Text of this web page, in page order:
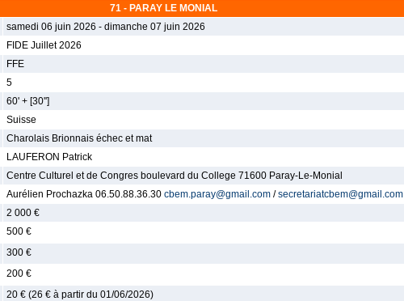
71 - PARAY LE MONIAL
samedi 06 juin 2026 - dimanche 07 juin 2026
FIDE Juillet 2026
FFE
5
60' + [30'']
Suisse
Charolais Brionnais échec et mat
LAUFERON Patrick
Centre Culturel et de Congres boulevard du College 71600 Paray-Le-Monial
Aurélien Prochazka 06.50.88.36.30 cbem.paray@gmail.com /secretariatcbem@gmail.com
2 000 €
500 €
300 €
200 €
20 € (26 € à partir du 01/06/2026)